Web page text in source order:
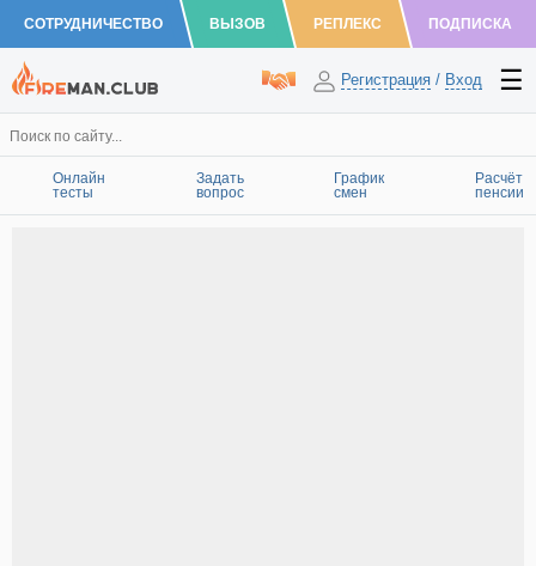
СОТРУДНИЧЕСТВО ВЫЗОВ РЕПЛЕКС ПОДПИСКА
Регистрация / Вход
Онлайн
тесты
Задать
вопрос
График
смен
Расчёт
пенсии